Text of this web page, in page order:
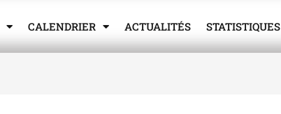
CALENDRIER ACTUALITÉS STATISTIQUES